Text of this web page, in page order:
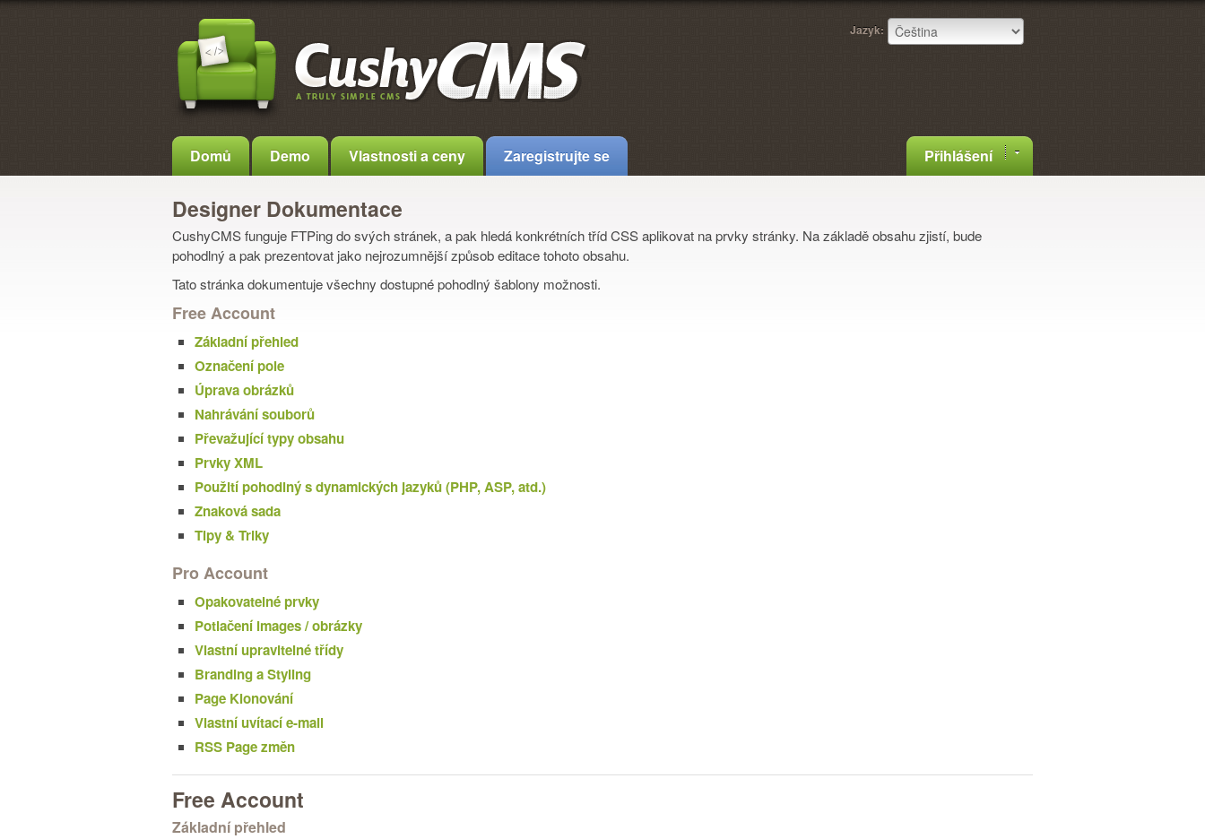
Jazyk:
Domů Demo Vlastnosti a ceny Zaregistrujte se Přihlášení
Designer Dokumentace
CushyCMS funguje FTPing do svých stránek, a pak hledá konkrétních tříd CSS aplikovat na prvky stránky. Na základě obsahu zjistí, bude
pohodlný a pak prezentovat jako nejrozumnější způsob editace tohoto obsahu.
Tato stránka dokumentuje všechny dostupné pohodlný šablony možnosti.
Free Account
Základní přehled
Označení pole
Úprava obrázků
Nahrávání souborů
Převažující typy obsahu
Prvky XML
Použití pohodlný s dynamických jazyků (PHP, ASP, atd.)
Znaková sada
Tipy & Triky
Pro Account
Opakovatelné prvky
Potlačení images / obrázky
Vlastní upravitelné třídy
Branding a Styling
Page Klonování
Vlastní uvítací e-mail
RSS Page změn
Free Account
Základní přehled